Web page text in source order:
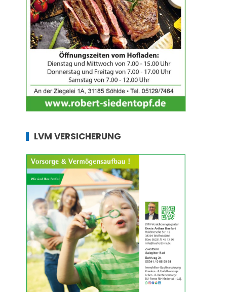
LVM VERSICHERUNG